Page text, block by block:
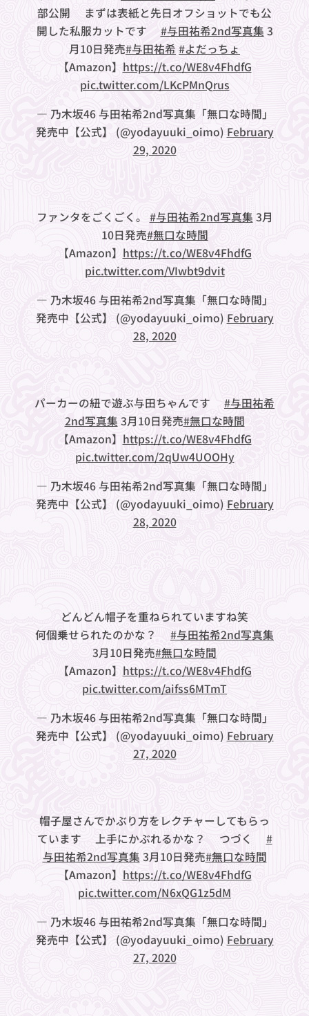
部公開❤︎まずは表紙と先日オフショットでも公
開した私服カットです✨ #与田祐希2nd写真集 3
月10日発売#与田祐希 #よだっちょ
【Amazon】 https://t.co/WE8v4FhdfG
pic.twitter.com/LKcPMnQrus
— 乃木坂46 与田祐希2nd写真集「無口な時間」
発売中【公式】 (@yodayuuki_oimo) February
29, 2020
ファンタをごくごく。 #与田祐希2nd写真集 3月
10日発売#無口な時間
【Amazon】 https://t.co/WE8v4FhdfG
pic.twitter.com/VIwbt9dvit
— 乃木坂46 与田祐希2nd写真集「無口な時間」
発売中【公式】 (@yodayuuki_oimo) February
28, 2020
パーカーの紐で遊ぶ与田ちゃんです❤︎ #与田祐希
2nd写真集 3月10日発売#無口な時間
【Amazon】 https://t.co/WE8v4FhdfG
pic.twitter.com/2qUw4UOOHy
— 乃木坂46 与田祐希2nd写真集「無口な時間」
発売中【公式】 (@yodayuuki_oimo) February
28, 2020
どんどん帽子を重ねられていますね笑
何個乗せられたのかな？🐼 #与田祐希2nd写真集
3月10日発売#無口な時間
【Amazon】 https://t.co/WE8v4FhdfG
pic.twitter.com/aifss6MTmT
— 乃木坂46 与田祐希2nd写真集「無口な時間」
発売中【公式】 (@yodayuuki_oimo) February
27, 2020
帽子屋さんでかぶり方をレクチャーしてもらっ
ています👒上手にかぶれるかな？✨つづく🐼 #
与田祐希2nd写真集 3月10日発売#無口な時間
【Amazon】 https://t.co/WE8v4FhdfG
pic.twitter.com/N6xQG1z5dM
— 乃木坂46 与田祐希2nd写真集「無口な時間」
発売中【公式】 (@yodayuuki_oimo) February
27, 2020